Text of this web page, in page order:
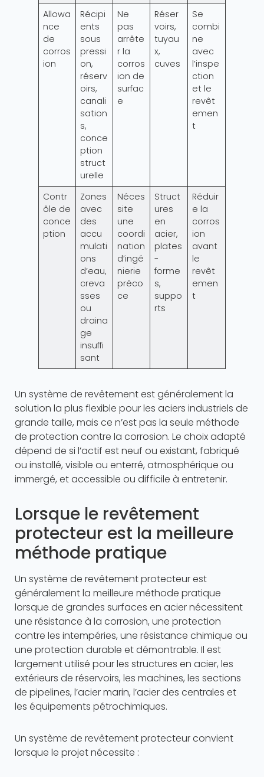
Allowa
nce
de
corros
ion
Récipi
ents
sous
pressi
on,
réserv
oirs,
canali
sation
s,
conce
ption
struct
urelle
Ne
pas
arrête
r la
corros
ion de
surfac
e
Réser
voirs,
tuyau
x,
cuves
Se
combi
ne
avec
l’inspe
ction
et le
revêt
emen
t
Contr
ôle de
conce
ption
Zones
avec
des
accu
mulati
ons
d’eau,
creva
sses
ou
draina
ge
insuffi
sant
Néces
site
une
coordi
nation
d’ingé
nierie
préco
ce
Struct
ures
en
acier,
plates
-
forme
s,
suppo
rts
Réduir
e la
corros
ion
avant
le
revêt
emen
t
Un système de revêtement est généralement la
solution la plus flexible pour les aciers industriels de
grande taille, mais ce n’est pas la seule méthode
de protection contre la corrosion. Le choix adapté
dépend de si l’actif est neuf ou existant, fabriqué
ou installé, visible ou enterré, atmosphérique ou
immergé, et accessible ou difficile à entretenir.
Lorsque le revêtement
protecteur est la meilleure
méthode pratique
Un système de revêtement protecteur est
généralement la meilleure méthode pratique
lorsque de grandes surfaces en acier nécessitent
une résistance à la corrosion, une protection
contre les intempéries, une résistance chimique ou
une protection durable et démontrable. Il est
largement utilisé pour les structures en acier, les
extérieurs de réservoirs, les machines, les sections
de pipelines, l’acier marin, l’acier des centrales et
les équipements pétrochimiques.
Un système de revêtement protecteur convient
lorsque le projet nécessite :